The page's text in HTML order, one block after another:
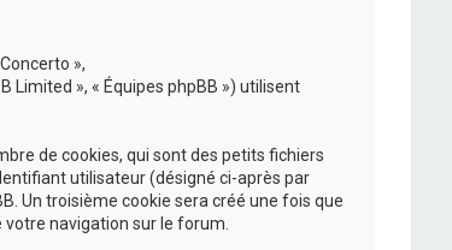
»,
Limited », « Équipes phpBB ») utilisent
de cookies, qui sont des petits fichiers
utilisateur (désigné ci-après par
Un troisième cookie sera créé une fois que
navigation sur le forum.